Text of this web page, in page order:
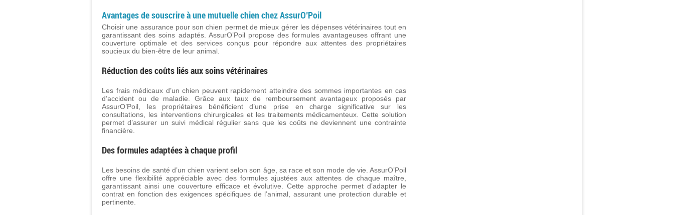
Avantages de souscrire à une mutuelle chien chez AssurO’Poil
Choisir une assurance pour son chien permet de mieux gérer les dépenses vétérinaires tout en
garantissant des soins adaptés. AssurO’Poil propose des formules avantageuses offrant une
couverture optimale et des services conçus pour répondre aux attentes des propriétaires
soucieux du bien-être de leur animal.
Réduction des coûts liés aux soins vétérinaires
Les frais médicaux d’un chien peuvent rapidement atteindre des sommes importantes en cas
d’accident ou de maladie. Grâce aux taux de remboursement avantageux proposés par
AssurO’Poil, les propriétaires bénéficient d’une prise en charge significative sur les
consultations, les interventions chirurgicales et les traitements médicamenteux. Cette solution
permet d’assurer un suivi médical régulier sans que les coûts ne deviennent une contrainte
financière.
Des formules adaptées à chaque profil
Les besoins de santé d’un chien varient selon son âge, sa race et son mode de vie. AssurO’Poil
offre une flexibilité appréciable avec des formules ajustées aux attentes de chaque maître,
garantissant ainsi une couverture efficace et évolutive. Cette approche permet d’adapter le
contrat en fonction des exigences spécifiques de l’animal, assurant une protection durable et
pertinente.